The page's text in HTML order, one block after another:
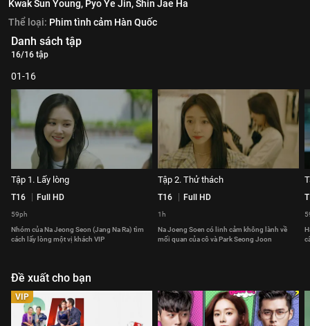
Kwak Sun Young, Pyo Ye Jin,Shin Jae Ha
Thể loại: Phim tình cảm Hàn Quốc
Danh sách tập
16/16 tập
01-16
Tập 1. Lấy lòng
T16 Full HD
59ph
Nhóm của Na Jeong Seon (Jang Na Ra) tìm
cách lấy lòng một vị khách VIP
Tập 2. Thử thách
T16 Full HD
1h
Na Joeng Soen có linh cảm không lành về
mối quan của cô và Park Seong Joon
Đề xuất cho bạn
VIP